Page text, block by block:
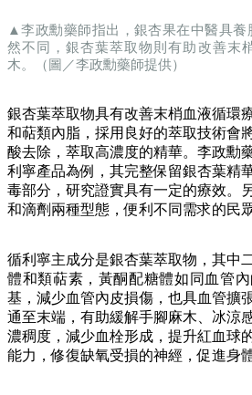
▲李政勳藥師指出，銀杏果在中醫具養
然不同，銀杏葉萃取物則有助改善末
木。（圖／李政勳藥師提供）
銀杏葉萃取物具有改善末梢血液循環
和萜類內脂，採用良好的萃取技術會
酸去除，萃取高濃度的精華。李政勳
利寧產品為例，其完整保留銀杏葉精
毒部分，研究證實具有一定的療效。
和滴劑兩種型態，便利不同需求的民
循利寧主成分是銀杏葉萃取物，其中
體和類萜素，黃酮配糖體如同血管
基，減少血管內皮損傷，也具血管擴
通至末端，有助緩解手腳麻木、冰涼
濃稠度，減少血栓形成，提升紅血球
能力，修復缺氧受損的神經，促進身